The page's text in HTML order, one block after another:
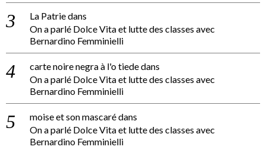
La Patriedans
On a parlé Dolce Vita et lutte des classes avec
Bernardino Femminielli
carte noire negra à l'o tiededans
On a parlé Dolce Vita et lutte des classes avec
Bernardino Femminielli
moise et son mascarédans
On a parlé Dolce Vita et lutte des classes avec
Bernardino Femminielli